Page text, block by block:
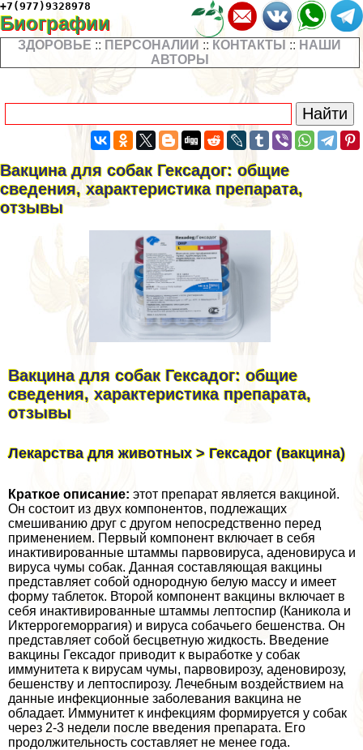
+7(977)9328978
Биографии
ЗДОРОВЬЕ :: ПЕРСОНАЛИИ :: КОНТАКТЫ :: НАШИ
АВТОРЫ
Вакцина для собак Гексадог: общие
сведения, хаpaктеристика препарата,
отзывы
Вакцина для собак Гексадог: общие
сведения, хаpaктеристика препарата,
отзывы
Лекарства для животных > Гексадог (вакцина)
Краткое описание: этот препарат является вакциной.
Он состоит из двух компонентов, подлежащих
смешиванию друг с другом непосредственно перед
применением. Первый компонент включает в себя
инактивированные штаммы парвовируса, аденовируса и
вируса чумы собак. Данная составляющая вакцины
представляет собой однородную белую массу и имеет
форму таблеток. Второй компонент вакцины включает в
себя инактивированные штаммы лептоспир (Каникола и
Иктеррогеморрагия) и вируса собачьего бешенства. Он
представляет собой бесцветную жидкость. Введение
вакцины Гексадог приводит к выработке у собак
иммунитета к вирусам чумы, парвовирозу, аденовирозу,
бешенству и лептоспирозу. Лечебным воздействием на
данные инфекционные заболевания вакцина не
обладает. Иммунитет к инфекциям формируется у собак
через 2-3 недели после введения препарата. Его
продолжительность составляет не менее года.